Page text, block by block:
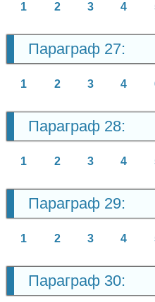
1 2 3 4
Параграф 27:
1 2 3 4
Параграф 28:
1 2 3 4
Параграф 29:
1 2 3 4
Параграф 30: